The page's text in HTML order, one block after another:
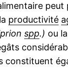
productivité
spp.) ou
constituent